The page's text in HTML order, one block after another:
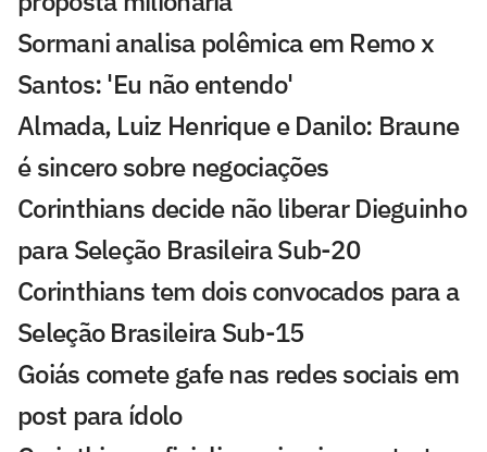
Sormani analisa polêmica em Remo x
Santos: 'Eu não entendo'
Almada, Luiz Henrique e Danilo: Braune
é sincero sobre negociações
Corinthians decide não liberar Dieguinho
para Seleção Brasileira Sub-20
Corinthians tem dois convocados para a
Seleção Brasileira Sub-15
Goiás comete gafe nas redes sociais em
post para ídolo